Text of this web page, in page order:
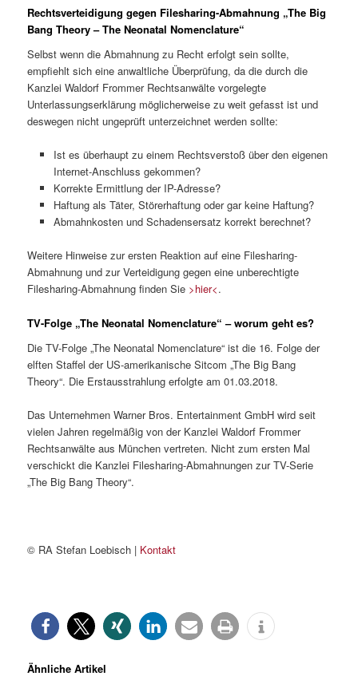
Rechtsverteidigung gegen Filesharing-Abmahnung „The Big
Bang Theory – The Neonatal Nomenclature“
Selbst wenn die Abmahnung zu Recht erfolgt sein sollte,
empfiehlt sich eine anwaltliche Überprüfung, da die durch die
Kanzlei Waldorf Frommer Rechtsanwälte vorgelegte
Unterlassungserklärung möglicherweise zu weit gefasst ist und
deswegen nicht ungeprüft unterzeichnet werden sollte:
Ist es überhaupt zu einem Rechtsverstoß über den eigenen
Internet-Anschluss gekommen?
Korrekte Ermittlung der IP-Adresse?
Haftung als Täter, Störerhaftung oder gar keine Haftung?
Abmahnkosten und Schadensersatz korrekt berechnet?
Weitere Hinweise zur ersten Reaktion auf eine Filesharing-
Abmahnung und zur Verteidigung gegen eine unberechtigte
Filesharing-Abmahnung finden Sie >hier<.
TV-Folge „The Neonatal Nomenclature“ – worum geht es?
Die TV-Folge „The Neonatal Nomenclature“ ist die 16. Folge der
elften Staffel der US-amerikanische Sitcom „The Big Bang
Theory“. Die Erstausstrahlung erfolgte am 01.03.2018.
Das Unternehmen Warner Bros. Entertainment GmbH wird seit
vielen Jahren regelmäßig von der Kanzlei Waldorf Frommer
Rechtsanwälte aus München vertreten. Nicht zum ersten Mal
verschickt die Kanzlei Filesharing-Abmahnungen zur TV-Serie
„The Big Bang Theory“.
© RA Stefan Loebisch | Kontakt
Ähnliche Artikel